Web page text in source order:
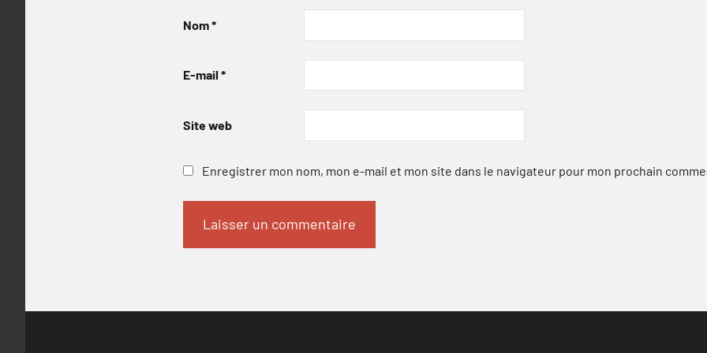
Nom*
E-mail *
Site web
Enregistrer mon nom, mon e-mail et mon site dans le navigateur pour mon prochain